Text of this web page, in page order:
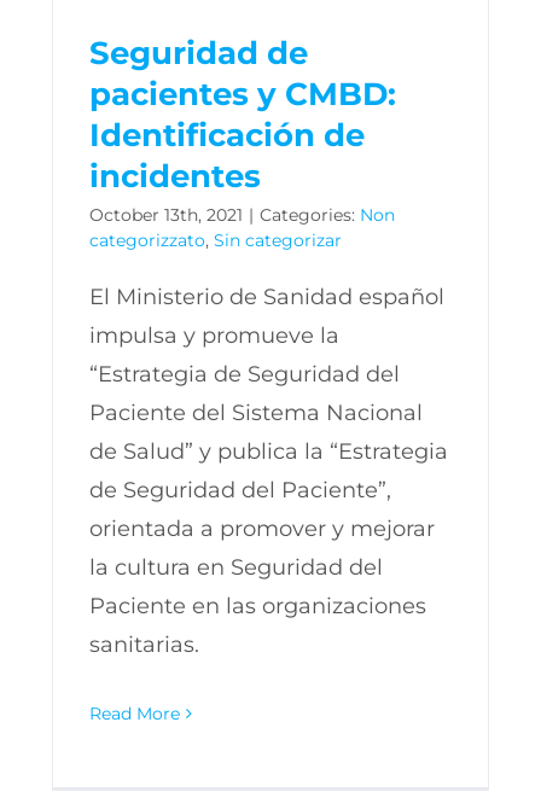
Seguridad de
pacientes y CMBD:
Identificación de
incidentes
October 13th, 2021 | Categories: Non
categorizzato, Sin categorizar
El Ministerio de Sanidad español
impulsa y promueve la
“Estrategia de Seguridad del
Paciente del Sistema Nacional
de Salud” y publica la “Estrategia
de Seguridad del Paciente”,
orientada a promover y mejorar
la cultura en Seguridad del
Paciente en las organizaciones
sanitarias.
Read More